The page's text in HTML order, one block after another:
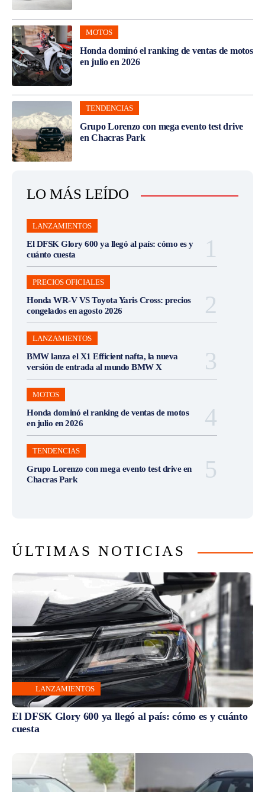
MOTOS
Honda dominó el ranking de ventas de motos
en julio en 2026
TENDENCIAS
Grupo Lorenzo con mega evento test drive
en Chacras Park
LO MÁS LEÍDO
LANZAMIENTOS
El DFSK Glory 600 ya llegó al país: cómo es y
cuánto cuesta
PRECIOS OFICIALES
Honda WR-V VS Toyota Yaris Cross: precios
congelados en agosto 2026
LANZAMIENTOS
BMW lanza el X1 Efficient nafta, la nueva
versión de entrada al mundo BMW X
MOTOS
Honda dominó el ranking de ventas de motos
en julio en 2026
TENDENCIAS
Grupo Lorenzo con mega evento test drive en
Chacras Park
ÚLTIMAS NOTICIAS
LANZAMIENTOS
El DFSK Glory 600 ya llegó al país: cómo es y cuánto
cuesta